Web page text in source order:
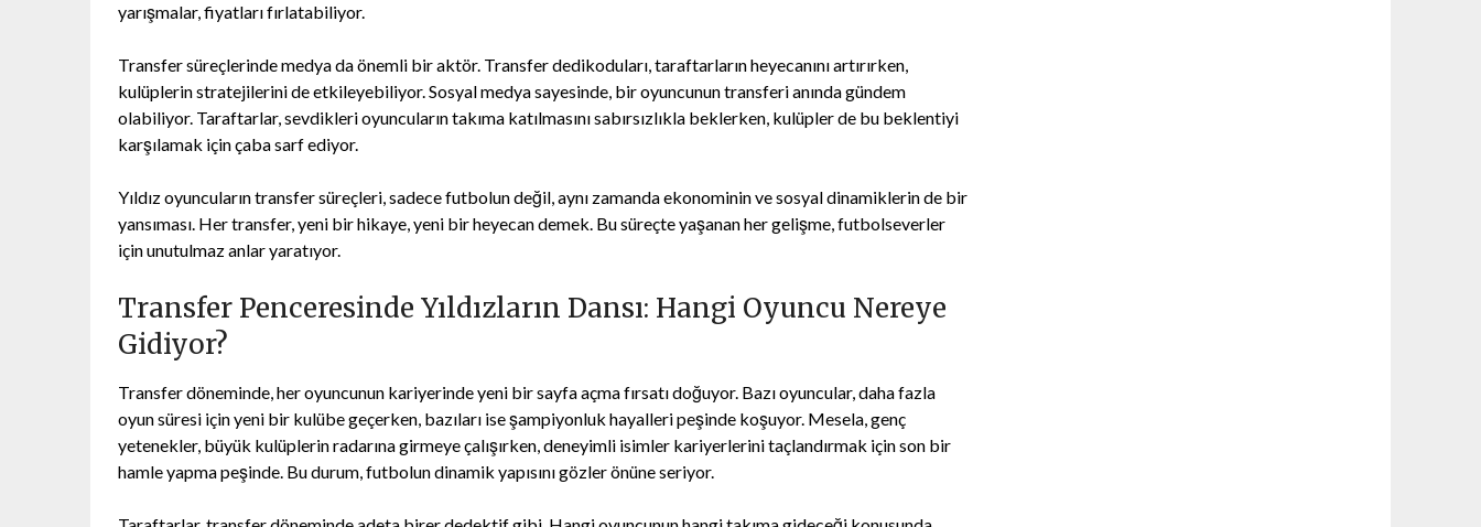
yarışmalar, fiyatları fırlatabiliyor.
Transfer süreçlerinde medya da önemli bir aktör. Transfer dedikoduları, taraftarların heyecanını artırırken,
kulüplerin stratejilerini de etkileyebiliyor. Sosyal medya sayesinde, bir oyuncunun transferi anında gündem
olabiliyor. Taraftarlar, sevdikleri oyuncuların takıma katılmasını sabırsızlıkla beklerken, kulüpler de bu beklentiyi
karşılamak için çaba sarf ediyor.
Yıldız oyuncuların transfer süreçleri, sadece futbolun değil, aynı zamanda ekonominin ve sosyal dinamiklerin de bir
yansıması. Her transfer, yeni bir hikaye, yeni bir heyecan demek. Bu süreçte yaşanan her gelişme, futbolseverler
için unutulmaz anlar yaratıyor.
Transfer Penceresinde Yıldızların Dansı: Hangi Oyuncu Nereye
Gidiyor?
Transfer döneminde, her oyuncunun kariyerinde yeni bir sayfa açma fırsatı doğuyor. Bazı oyuncular, daha fazla
oyun süresi için yeni bir kulübe geçerken, bazıları ise şampiyonluk hayalleri peşinde koşuyor. Mesela, genç
yetenekler, büyük kulüplerin radarına girmeye çalışırken, deneyimli isimler kariyerlerini taçlandırmak için son bir
hamle yapma peşinde. Bu durum, futbolun dinamik yapısını gözler önüne seriyor.